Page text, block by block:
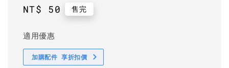
Regular
NT$ 50 售完
適用優惠
加購配件 享折扣價